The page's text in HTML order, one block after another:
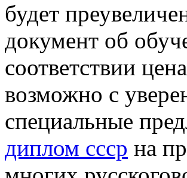
будeт
документ об
соответствии
возможно с
специальные
диплом ссср на